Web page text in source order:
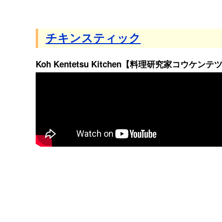
チキンスティック
Koh Kentetsu Kitchen【料理研究家コウケンテツ